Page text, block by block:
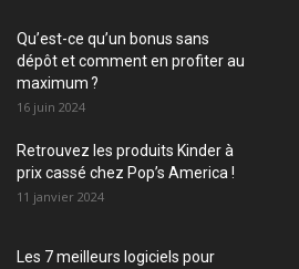
Qu’est-ce qu’un bonus sans
dépôt et comment en profiter au
maximum ?
16 juin 2024
Retrouvez les produits Kinder à
prix cassé chez Pop’s America !
11 janvier 2024
Les 7 meilleurs logiciels pour